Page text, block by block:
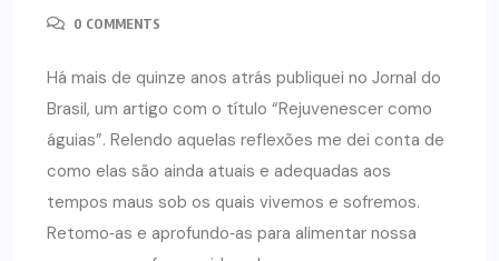
0 COMMENTS
Há mais de quinze anos atrás publiquei no Jornal do
Brasil, um artigo com o título “Rejuvenescer como
águias”. Relendo aquelas reflexões me dei conta de
como elas são ainda atuais e adequadas aos
tempos maus sob os quais vivemos e sofremos.
Retomo‐as e aprofundo‐as para alimentar nossa